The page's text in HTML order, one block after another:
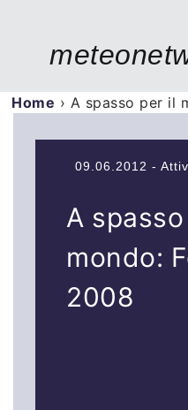
Home › A spasso per il
09.06.2012 -
A
mondo:
2008